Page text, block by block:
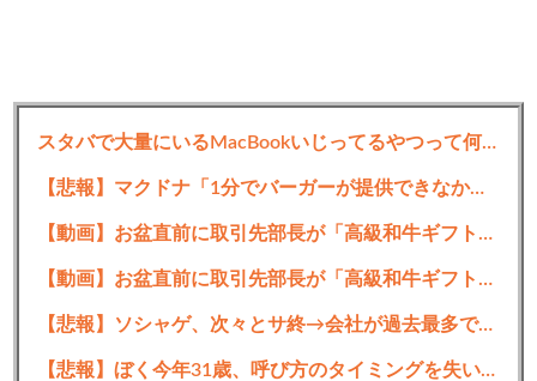
スタバで大量にいるMacBookいじってるやつって何やってんの？
【悲報】マクドナ「1分でバーガーが提供できなかったらバーガー無料券プレゼントです」→結果
【動画】お盆直前に取引先部長が「高級和牛ギフト500万円分、全部キャンセルでw」→取引先本社の社長に直接納品したら…
【動画】お盆直前に取引先部長が「高級和牛ギフト500万円分、全部キャンセルでw」→取引先本社の社長に直接納品したら…
【悲報】ソシャゲ、次々とサ終→会社が過去最多で倒産しまくってしまう・・・
【悲報】ぼく今年31歳、呼び方のタイミングを失い未だにママｗｗｗ